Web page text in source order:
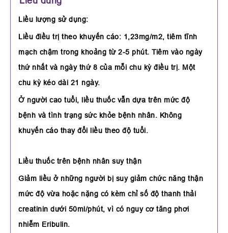
Liều lượng sử dụng:
Liều điều trị theo khuyến cáo: 1,23mg/m2, tiêm tĩnh
mạch chậm trong khoảng từ 2-5 phút. Tiêm vào ngày
thứ nhất và ngày thứ 8 của mỗi chu kỳ điều trị. Một
chu kỳ kéo dài 21 ngày.
Ở người cao tuổi, liều thuốc vẫn dựa trên mức độ
bệnh và tình trạng sức khỏe bệnh nhân. Không
khuyến cáo thay đổi liều theo độ tuổi.
Liều thuốc trên bệnh nhân suy thận
Giảm liều ở những người bị suy giảm chức năng thận
mức độ vừa hoặc nặng có kèm chỉ số độ thanh thải
creatinin dưới 50ml/phút, vì có nguy cơ tăng phơi
nhiễm Eribulin.